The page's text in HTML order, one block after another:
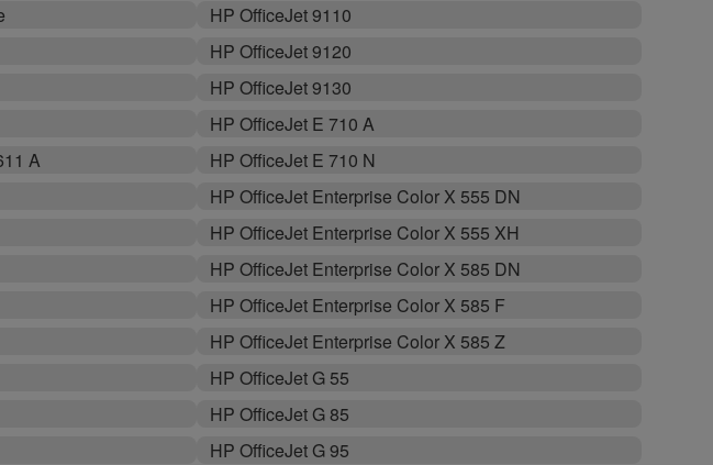
A
HP OfficeJet 9110
HP OfficeJet 9120
HP OfficeJet 9130
HP OfficeJet E 710 A
HP OfficeJet E 710 N
HP OfficeJet Enterprise Color X 555 DN
HP OfficeJet Enterprise Color X 555 XH
HP OfficeJet Enterprise Color X 585 DN
HP OfficeJet Enterprise Color X 585 F
HP OfficeJet Enterprise Color X 585 Z
HP OfficeJet G 55
HP OfficeJet G 85
HP OfficeJet G 95